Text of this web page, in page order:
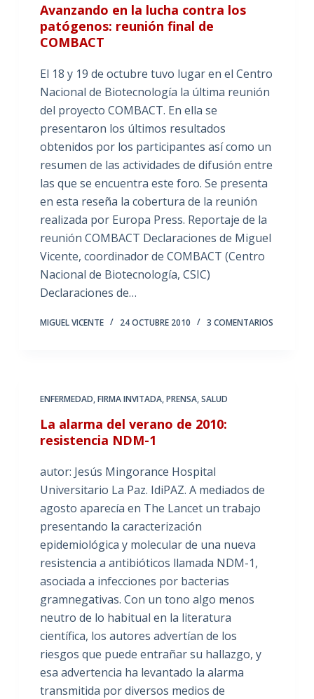
Avanzando en la lucha contra los
patógenos: reunión final de
COMBACT
El 18 y 19 de octubre tuvo lugar en el Centro
Nacional de Biotecnología la última reunión
del proyecto COMBACT. En ella se
presentaron los últimos resultados
obtenidos por los participantes así como un
resumen de las actividades de difusión entre
las que se encuentra este foro. Se presenta
en esta reseña la cobertura de la reunión
realizada por Europa Press. Reportaje de la
reunión COMBACT Declaraciones de Miguel
Vicente, coordinador de COMBACT (Centro
Nacional de Biotecnología, CSIC)
Declaraciones de…
MIGUEL VICENTE 24 OCTUBRE 2010 3 COMENTARIOS
ENFERMEDAD,FIRMA INVITADA,PRENSA,SALUD
La alarma del verano de 2010:
resistencia NDM-1
autor: Jesús Mingorance Hospital
Universitario La Paz. IdiPAZ. A mediados de
agosto aparecía en The Lancet un trabajo
presentando la caracterización
epidemiológica y molecular de una nueva
resistencia a antibióticos llamada NDM-1,
asociada a infecciones por bacterias
gramnegativas. Con un tono algo menos
neutro de lo habitual en la literatura
científica, los autores advertían de los
riesgos que puede entrañar su hallazgo, y
esa advertencia ha levantado la alarma
transmitida por diversos medios de